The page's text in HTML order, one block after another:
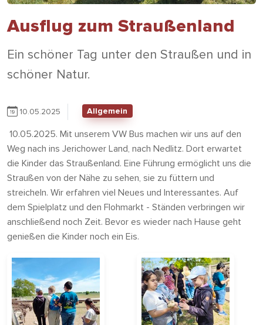
Ausflug zum Straußenland
Ein schöner Tag unter den Straußen und in
schöner Natur.
10.05.2025 Allgemein
10.05.2025. Mit unserem VW Bus machen wir uns auf den
Weg nach ins Jerichower Land, nach Nedlitz. Dort erwartet
die Kinder das Straußenland. Eine Führung ermöglicht uns die
Straußen von der Nähe zu sehen, sie zu füttern und
streicheln. Wir erfahren viel Neues und Interessantes. Auf
dem Spielplatz und den Flohmarkt - Ständen verbringen wir
anschließend noch Zeit. Bevor es wieder nach Hause geht
genießen die Kinder noch ein Eis.